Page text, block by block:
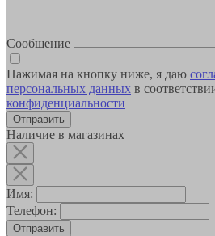
Сообщение
Нажимая на кнопку ниже, я даю
персональных данных в
конфиденциальности
Наличие в магазинах
Имя:
Телефон:
Отправить